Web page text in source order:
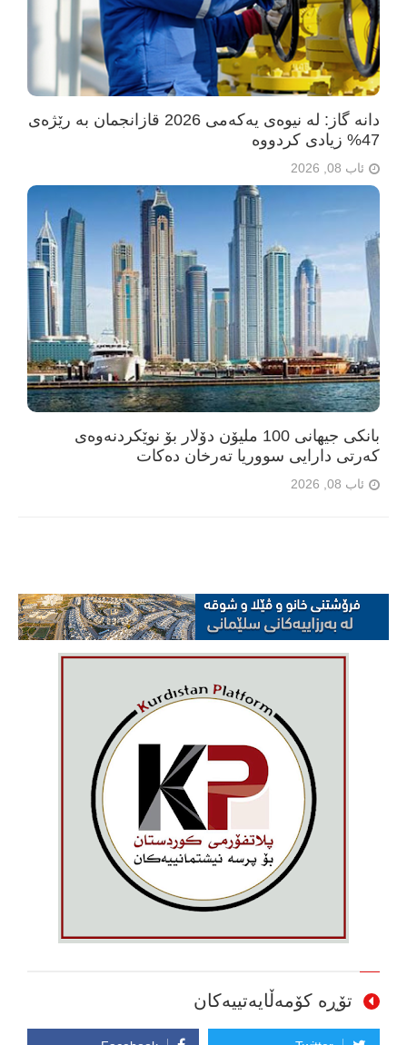
دانە گاز: لە نیوەی یەکەمی 2026 قازانجمان بە رێژەی
47% زیادی کردووە
ئاب 08, 2026
بانکی جیهانی 100 ملیۆن دۆلار بۆ نوێکردنەوەی
کەرتی دارایی سووریا تەرخان دەکات
ئاب 08, 2026
تۆڕە کۆمەڵایەتییەکان